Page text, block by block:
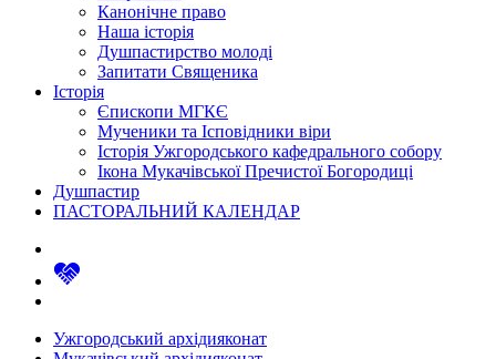
Канонічне право
Наша історія
Душпастирство молоді
Запитати Священика
Історія
Єпископи МГКЄ
Мученики та Ісповідники віри
Історія Ужгородського кафедрального собору
Ікона Мукачівської Пречистої Богородиці
Душпастир
ПАСТОРАЛЬНИЙ КАЛЕНДАР
Ужгородський архідияконат